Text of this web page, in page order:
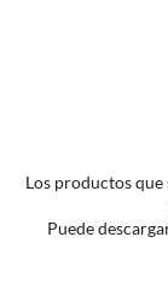
Los productos que
Puede